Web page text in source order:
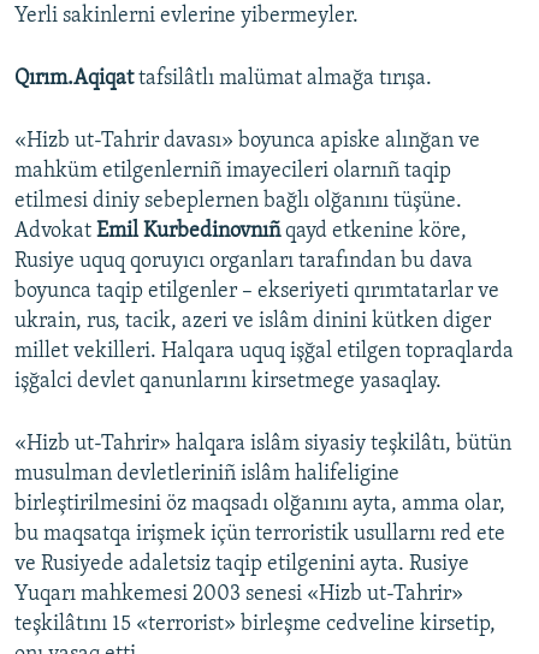
Yerli sakinlerni evlerine yibermeyler.
Qırım.Aqiqattafsilâtlı malümat almağa tırışa.
«Hizb ut-Tahrir davası» boyunca apiske alınğan ve
mahküm etilgenlerniñ imayecileri olarnıñ taqip
etilmesi diniy sebeplernen bağlı olğanını tüşüne.
Advokat Emil Kurbedinovnıñqayd etkenine köre,
Rusiye uquq qoruyıcı organları tarafından bu dava
boyunca taqip etilgenler – ekseriyeti qırımtatarlar ve
ukrain, rus, tacik, azeri ve islâm dinini kütken diger
millet vekilleri. Halqara uquq işğal etilgen topraqlarda
işğalci devlet qanunlarını kirsetmege yasaqlay.
«Hizb ut-Tahrir» halqara islâm siyasiy teşkilâtı, bütün
musulman devletleriniñ islâm halifeligine
birleştirilmesini öz maqsadı olğanını ayta, amma olar,
bu maqsatqa irişmek içün terroristik usullarnı red ete
ve Rusiyede adaletsiz taqip etilgenini ayta. Rusiye
Yuqarı mahkemesi 2003 senesi «Hizb ut-Tahrir»
teşkilâtını 15 «terrorist» birleşme cedveline kirsetip,